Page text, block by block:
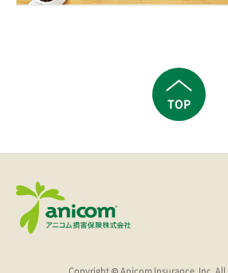
TOP